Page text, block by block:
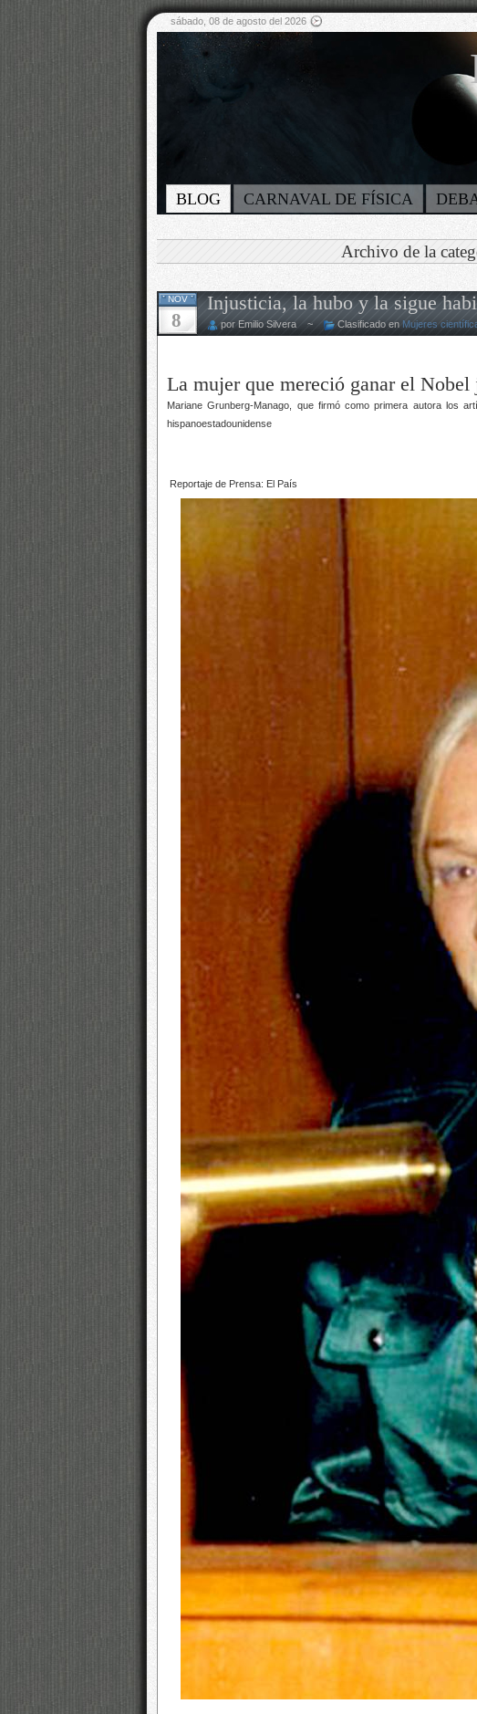
sábado, 08 de agosto del 2026
BLOG CARNAVAL DE FÍSICA
Archivo de la
NOV
8
Injusticia, la hubo y la sigue
por Emilio Silvera ~ Clasificado en Mujeres
La mujer que mereció ganar el Nobel
Mariane Grunberg-Manago, que firmó como primera autora los
hispanoestadounidense
Reportaje de Prensa: El País